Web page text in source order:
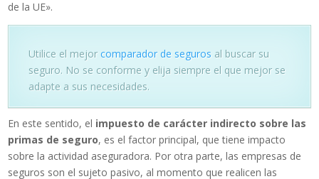
de la UE».
Utilice el mejor comparador de seguros al buscar su
seguro. No se conforme y elija siempre el que mejor se
adapte a sus necesidades.
En este sentido, el impuesto de carácter indirecto sobre las
primas de seguro, es el factor principal, que tiene impacto
sobre la actividad aseguradora. Por otra parte, las empresas de
seguros son el sujeto pasivo, al momento que realicen las